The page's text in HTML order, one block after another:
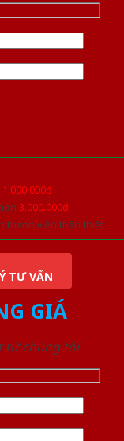
1.000.000đ
3.000.000đ
thành viên thân thiết
TƯ VẤN
GIÁ
từ chúng tôi